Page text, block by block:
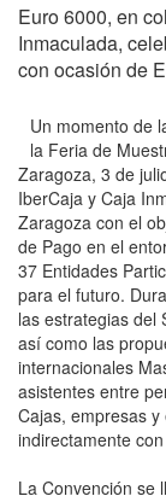
Euro 6000, en
Inmaculada,
con ocasión de
Un momento de
la Feria de
Zaragoza, 3 de
IberCaja y Caja
Zaragoza con el
de Pago en el
37 Entidades
para el futuro.
las estrategias del
así como las
internacionales
asistentes entre
Cajas, empresas
indirectamente
La Convención se